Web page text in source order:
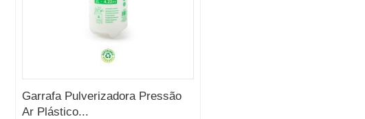
Garrafa Pulverizadora Pressão
Ar Plástico...